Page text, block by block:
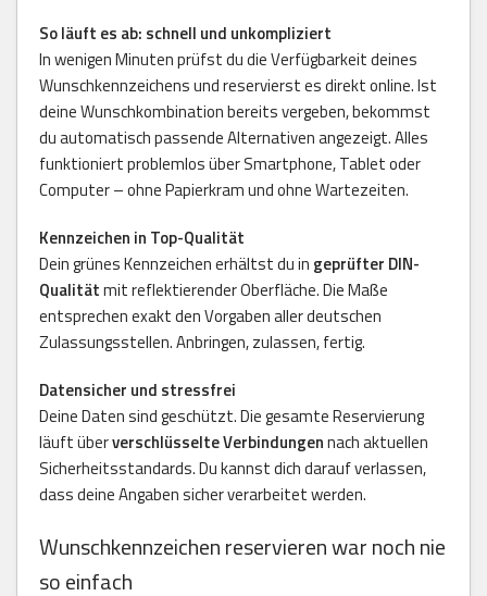
So läuft es ab: schnell und unkompliziert
In wenigen Minuten prüfst du die Verfügbarkeit deines
Wunschkennzeichens und reservierst es direkt online. Ist
deine Wunschkombination bereits vergeben, bekommst
du automatisch passende Alternativen angezeigt. Alles
funktioniert problemlos über Smartphone, Tablet oder
Computer – ohne Papierkram und ohne Wartezeiten.
Kennzeichen in Top-Qualität
Dein grünes Kennzeichen erhältst du in geprüfter DIN-
Qualitätmit reflektierender Oberfläche. Die Maße
entsprechen exakt den Vorgaben aller deutschen
Zulassungsstellen. Anbringen, zulassen, fertig.
Datensicher und stressfrei
Deine Daten sind geschützt. Die gesamte Reservierung
läuft überverschlüsselte Verbindungennach aktuellen
Sicherheitsstandards. Du kannst dich darauf verlassen,
dass deine Angaben sicher verarbeitet werden.
Wunschkennzeichen reservieren war noch nie
so einfach